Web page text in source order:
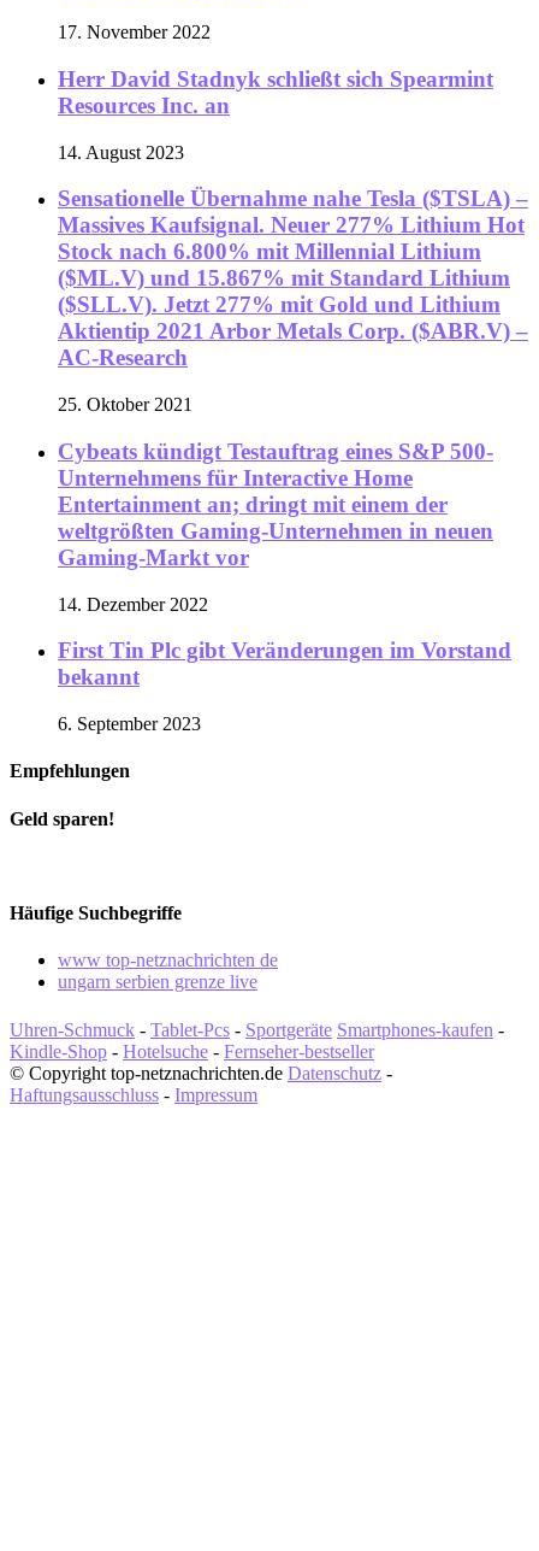
17. November 2022
Herr David Stadnyk schließt sich Spearmint
Resources Inc. an
14. August 2023
Sensationelle Übernahme nahe Tesla ($TSLA) –
Massives Kaufsignal. Neuer 277% Lithium Hot
Stock nach 6.800% mit Millennial Lithium
($ML.V) und 15.867% mit Standard Lithium
($SLL.V). Jetzt 277% mit Gold und Lithium
Aktientip 2021 Arbor Metals Corp. ($ABR.V) –
AC-Research
25. Oktober 2021
Cybeats kündigt Testauftrag eines S&P 500-
Unternehmens für Interactive Home
Entertainment an; dringt mit einem der
weltgrößten Gaming-Unternehmen in neuen
Gaming-Markt vor
14. Dezember 2022
First Tin Plc gibt Veränderungen im Vorstand
bekannt
6. September 2023
Empfehlungen
Geld sparen!
Häufige Suchbegriffe
www top-netznachrichten de
ungarn serbien grenze live
Uhren-Schmuck - Tablet-Pcs - Sportgeräte Smartphones-kaufen -
Kindle-Shop - Hotelsuche - Fernseher-bestseller
© Copyright top-netznachrichten.de Datenschutz -
Haftungsausschluss - Impressum